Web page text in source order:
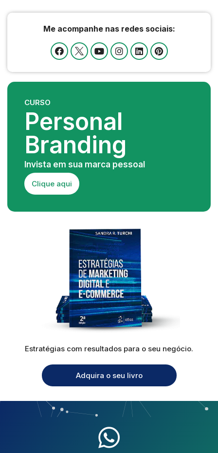
Me acompanhe nas redes sociais:
CURSO
Personal
Branding
Invista em sua marca pessoal
Clique aqui
Estratégias com resultados para o seu negócio.
Adquira o seu livro